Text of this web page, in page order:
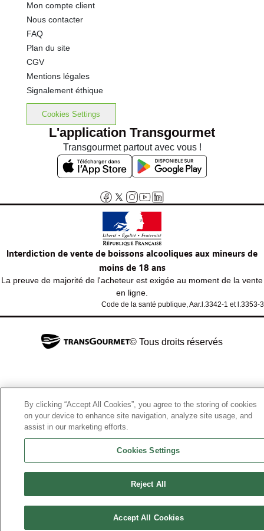
Mon compte client
Nous contacter
FAQ
Plan du site
CGV
Mentions légales
Signalement éthique
Cookies Settings
L'application Transgourmet
Transgourmet partout avec vous !
Interdiction de vente de boissons alcooliques aux mineurs de
moins de 18 ans
La preuve de majorité de l'acheteur est exigée au moment de la vente
en ligne.
Code de la santé publique, Aar.l.3342-1 et l.3353-3
© Tous droits réservés
By clicking “Accept All Cookies”, you agree to the storing of cookies
on your device to enhance site navigation, analyze site usage, and
assist in our marketing efforts.
Cookies Settings
Reject All
Accept All Cookies